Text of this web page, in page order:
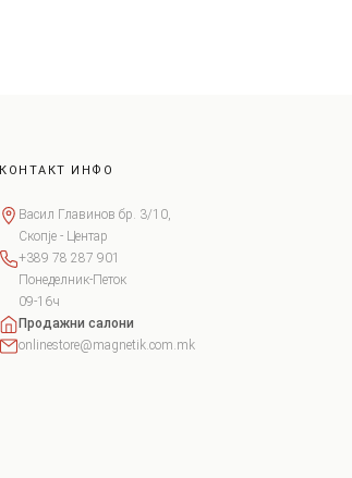
КОНТАКТ ИНФО
Васил Главинов бр. 3/10,
Скопје - Центар
+389 78 287 901
Понеделник-Петок
09-16ч
Продажни салони
onlinestore@magnetik.com.mk